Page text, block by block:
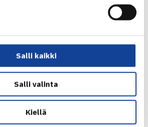
Salli kaikki
Salli valinta
Kiellä